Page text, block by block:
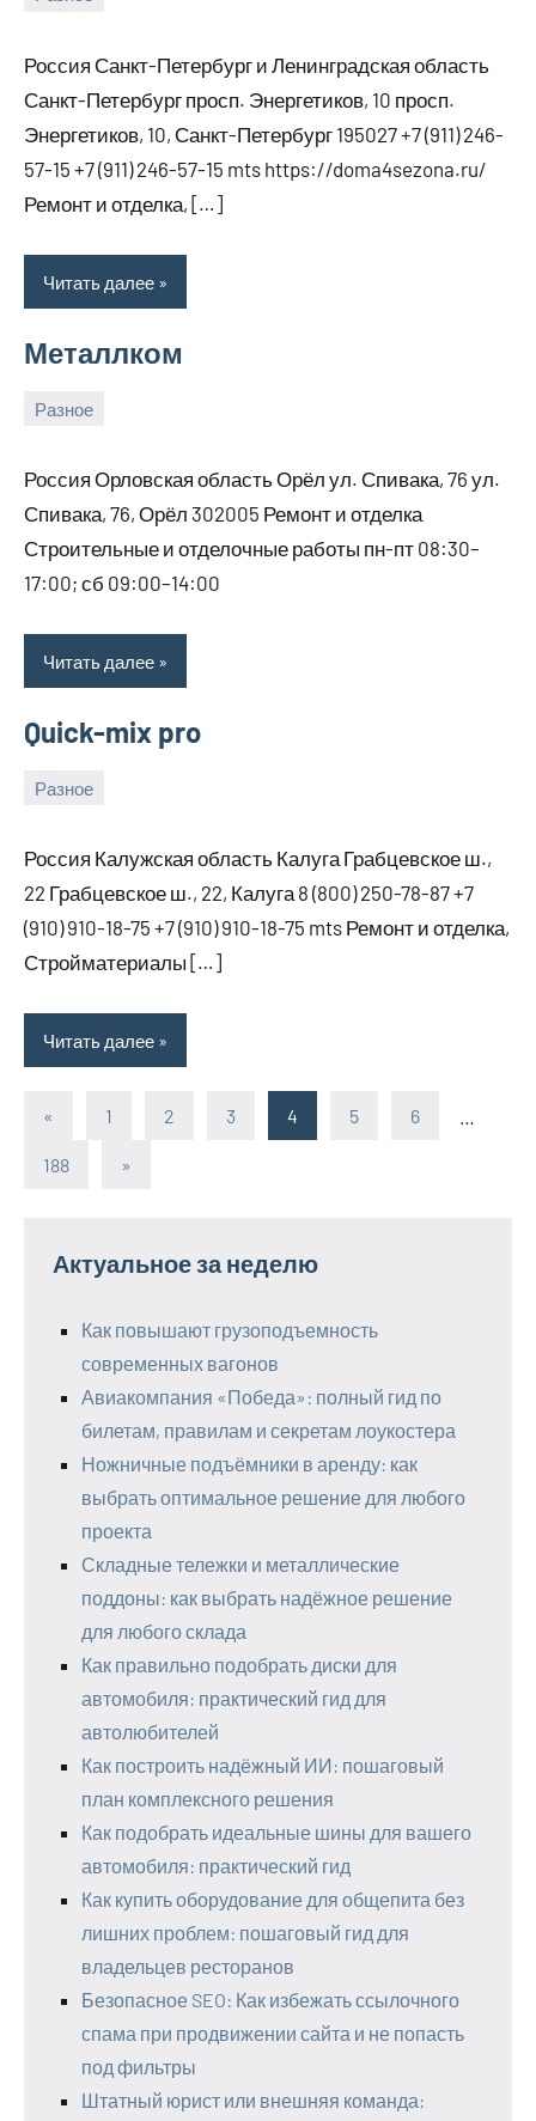
2026
Россия Санкт-Петербург и Ленинградская область
Санкт-Петербург просп. Энергетиков, 10 просп.
Энергетиков, 10, Санкт-Петербург 195027 +7 (911) 246-
57-15 +7 (911) 246-57-15 mts https://doma4sezona.ru/
Ремонт и отделка, […]
Читать далее
Металлком
Разное
2026
Россия Орловская область Орёл ул. Спивака, 76 ул.
Спивака, 76, Орёл 302005 Ремонт и отделка
Строительные и отделочные работы пн-пт 08:30–
17:00; сб 09:00–14:00
Читать далее
Quick-mix pro
Разное
2026
Россия Калужская область Калуга Грабцевское ш.,
22 Грабцевское ш., 22, Калуга 8 (800) 250-78-87 +7
(910) 910-18-75 +7 (910) 910-18-75 mts Ремонт и отделка,
Стройматериалы […]
Читать далее
«
Предыдущие
1 2 3 4 5 6
188
Следующие
»
Актуальное за неделю
Как повышают грузоподъемность
современных вагонов
Авиакомпания «Победа»: полный гид по
билетам, правилам и секретам лоукостера
Ножничные подъёмники в аренду: как
выбрать оптимальное решение для любого
проекта
Складные тележки и металлические
поддоны: как выбрать надёжное решение
для любого склада
Как правильно подобрать диски для
автомобиля: практический гид для
автолюбителей
Как построить надёжный ИИ: пошаговый
план комплексного решения
Как подобрать идеальные шины для вашего
автомобиля: практический гид
Как купить оборудование для общепита без
лишних проблем: пошаговый гид для
владельцев ресторанов
Безопасное SEO: Как избежать ссылочного
спама при продвижении сайта и не попасть
под фильтры
Штатный юрист или внешняя команда: